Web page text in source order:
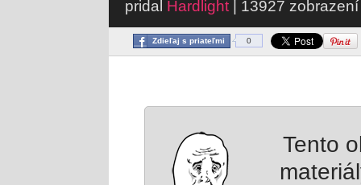
pridal Hardlight | 13927
Zdieľaj s priateľmi 0
Tento